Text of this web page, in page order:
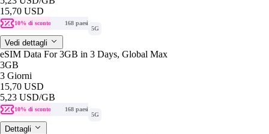
15,70 USD
10% di sconto
168 paesi
5G
Vedi dettagli
eSIM Data For 3GB in 3 Days, Global Max
3GB
3 Giorni
15,70 USD
5,23 USD/GB
10% di sconto
168 paesi
5G
Dettagli